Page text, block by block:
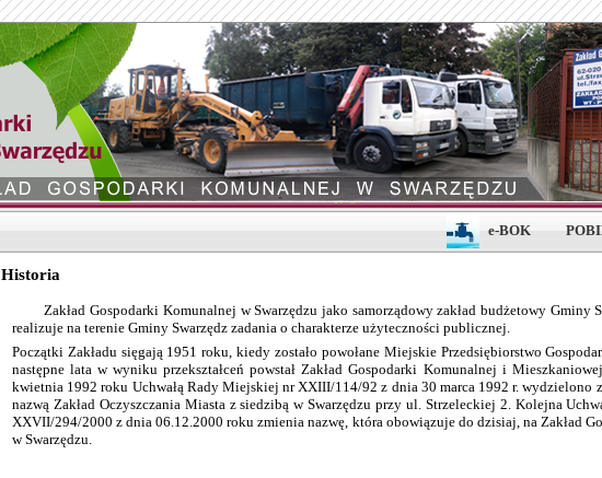
e-BOK
Historia
Zakład Gospodarki Komunalnej w Swarzędzu jako samorządowy zakład budżetowy Gminy
realizuje na terenie Gminy Swarzędz zadania o charakterze użyteczności publicznej.
Początki Zakładu sięgają 1951 roku, kiedy zostało powołane Miejskie Przedsiębiorstwo
następne lata w wyniku przekształceń powstał Zakład Gospodarki Komunalnej i
kwietnia 1992 roku Uchwałą Rady Miejskiej nr XXIII/114/92 z dnia 30 marca 1992 r. wydzielono
nazwą Zakład Oczyszczania Miasta z siedzibą w Swarzędzu przy ul. Strzeleckiej 2. Kolejna
XXVII/294/2000 z dnia 06.12.2000 roku zmienia nazwę, która obowiązuje do dzisiaj, na Zakład
w Swarzędzu.